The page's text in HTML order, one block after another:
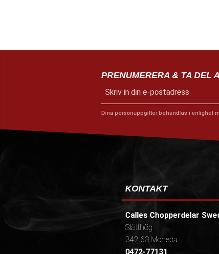
PRENUMERERA & TA DEL
Dina personuppgifter behandlas i enlighet
KONTAKT
Calles Chopperdelar
Slätthög
342 63 Moheda
0472-77131